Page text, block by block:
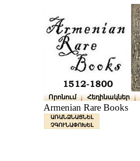
Որոնում Հեղինակներ
Armenian Rare Books
ԱՌԱՆՁՆԱՑՆԵԼ
ՉԳՈՒՆԱՓՈԽԵԼ